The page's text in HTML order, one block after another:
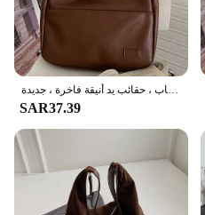
SAR37.39